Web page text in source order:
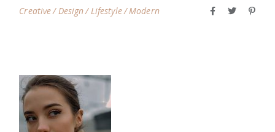
Creative Design Lifestyle Modern